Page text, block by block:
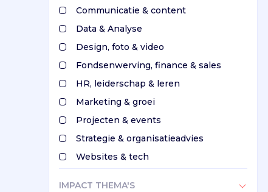
Communicatie & content
Data & Analyse
Design, foto & video
Fondsenwerving, finance & sales
HR, leiderschap & leren
Marketing & groei
Projecten & events
Strategie & organisatieadvies
Websites & tech
IMPACT THEMA'S